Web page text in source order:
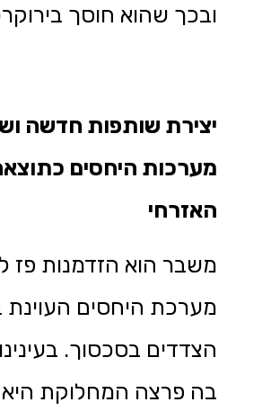
ובכך שהוא חוסך
יצירת שותפות חדשה
מערכות היחסים
האזרחי
משבר הוא הזדמנות פז
מערכת היחסים העוינת
הצדדים בסכסוך.
בה פרצה המחלוקת היא